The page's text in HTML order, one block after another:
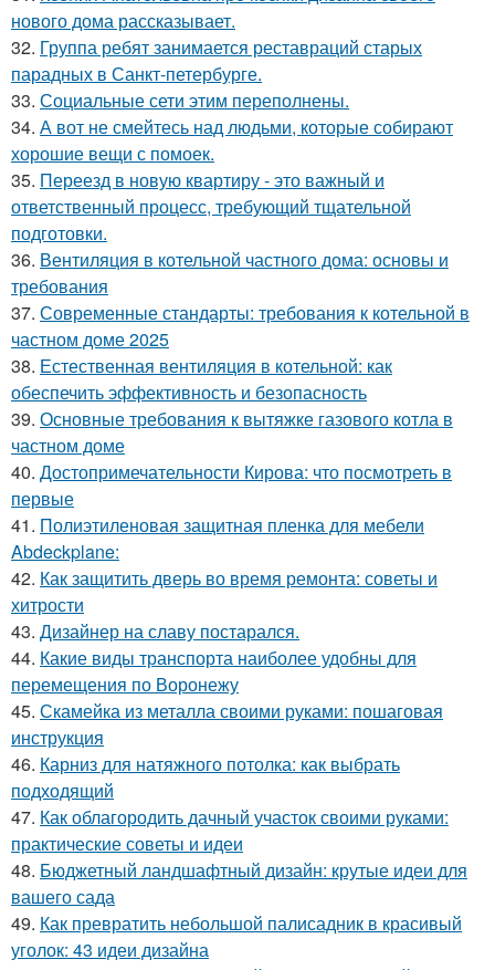
нового дома рассказывает.
32. Группа ребят занимается реставраций старых
парадных в Санкт-петербурге.
33. Социальные сети этим переполнены.
34. А вот не смейтесь над людьми, которые собирают
хорошие вещи с помоек.
35. Переезд в новую квартиру - это важный и
ответственный процесс, требующий тщательной
подготовки.
36. Вентиляция в котельной частного дома: основы и
требования
37. Современные стандарты: требования к котельной в
частном доме 2025
38. Естественная вентиляция в котельной: как
обеспечить эффективность и безопасность
39. Основные требования к вытяжке газового котла в
частном доме
40. Достопримечательности Кирова: что посмотреть в
первые
41. Полиэтиленовая защитная пленка для мебели
Abdeckplane:
42. Как защитить дверь во время ремонта: советы и
хитрости
43. Дизайнер на славу постарался.
44. Какие виды транспорта наиболее удобны для
перемещения по Воронежу
45. Скамейка из металла своими руками: пошаговая
инструкция
46. Карниз для натяжного потолка: как выбрать
подходящий
47. Как облагородить дачный участок своими руками:
практические советы и идеи
48. Бюджетный ландшафтный дизайн: крутые идеи для
вашего сада
49. Как превратить небольшой палисадник в красивый
уголок: 43 идеи дизайна